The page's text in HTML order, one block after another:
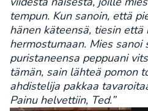
tempun. Kun sanoin, että
hänen käteensä, tiesin että
hermostumaan. Mies sanoi
puristaneensa peppuani
tämän, sain lähteä pomon
ahdistelija pakkaa
Painu helvettiin, Ted.”